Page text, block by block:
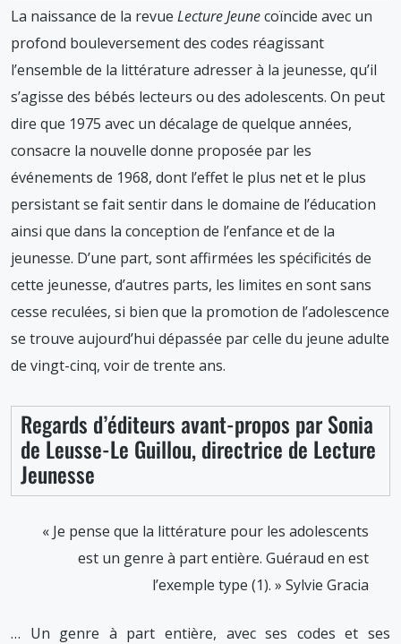
La naissance de la revue Lecture Jeunecoïncide avec un
profond bouleversement des codes réagissant
l’ensemble de la littérature adresser à la jeunesse, qu’il
s’agisse des bébés lecteurs ou des adolescents. On peut
dire que 1975 avec un décalage de quelque années,
consacre la nouvelle donne proposée par les
événements de 1968, dont l’effet le plus net et le plus
persistant se fait sentir dans le domaine de l’éducation
ainsi que dans la conception de l’enfance et de la
jeunesse. D’une part, sont affirmées les spécificités de
cette jeunesse, d’autres parts, les limites en sont sans
cesse reculées, si bien que la promotion de l’adolescence
se trouve aujourd’hui dépassée par celle du jeune adulte
de vingt-cinq, voir de trente ans.
Regards d’éditeurs avant-propos par Sonia
de Leusse-Le Guillou, directrice de Lecture
Jeunesse
« Je pense que la littérature pour les adolescents
est un genre à part entière. Guéraud en est
l’exemple type (1). » Sylvie Gracia
… Un genre à part entière, avec ses codes et ses